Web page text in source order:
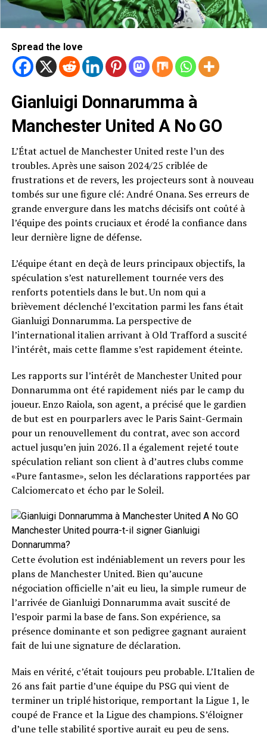
Spread the love
Gianluigi Donnarumma à
Manchester United A No GO
L’État actuel de Manchester United reste l’un des
troubles. Après une saison 2024/25 criblée de
frustrations et de revers, les projecteurs sont à nouveau
tombés sur une figure clé: André Onana. Ses erreurs de
grande envergure dans les matchs décisifs ont coûté à
l’équipe des points cruciaux et érodé la confiance dans
leur dernière ligne de défense.
L’équipe étant en deçà de leurs principaux objectifs, la
spéculation s’est naturellement tournée vers des
renforts potentiels dans le but. Un nom qui a
brièvement déclenché l’excitation parmi les fans était
Gianluigi Donnarumma. La perspective de
l’international italien arrivant à Old Trafford a suscité
l’intérêt, mais cette flamme s’est rapidement éteinte.
Les rapports sur l’intérêt de Manchester United pour
Donnarumma ont été rapidement niés par le camp du
joueur. Enzo Raiola, son agent, a précisé que le gardien
de but est en pourparlers avec le Paris Saint-Germain
pour un renouvellement du contrat, avec son accord
actuel jusqu’en juin 2026. Il a également rejeté toute
spéculation reliant son client à d’autres clubs comme
«Pure fantasme», selon les déclarations rapportées par
Calciomercato et écho par le Soleil.
Manchester United pourra-t-il signer Gianluigi
Donnarumma?
Cette évolution est indéniablement un revers pour les
plans de Manchester United. Bien qu’aucune
négociation officielle n’ait eu lieu, la simple rumeur de
l’arrivée de Gianluigi Donnarumma avait suscité de
l’espoir parmi la base de fans. Son expérience, sa
présence dominante et son pedigree gagnant auraient
fait de lui une signature de déclaration.
Mais en vérité, c’était toujours peu probable. L’Italien de
26 ans fait partie d’une équipe du PSG qui vient de
terminer un triplé historique, remportant la Ligue 1, le
coupé de France et la Ligue des champions. S’éloigner
d’une telle stabilité sportive aurait eu peu de sens.